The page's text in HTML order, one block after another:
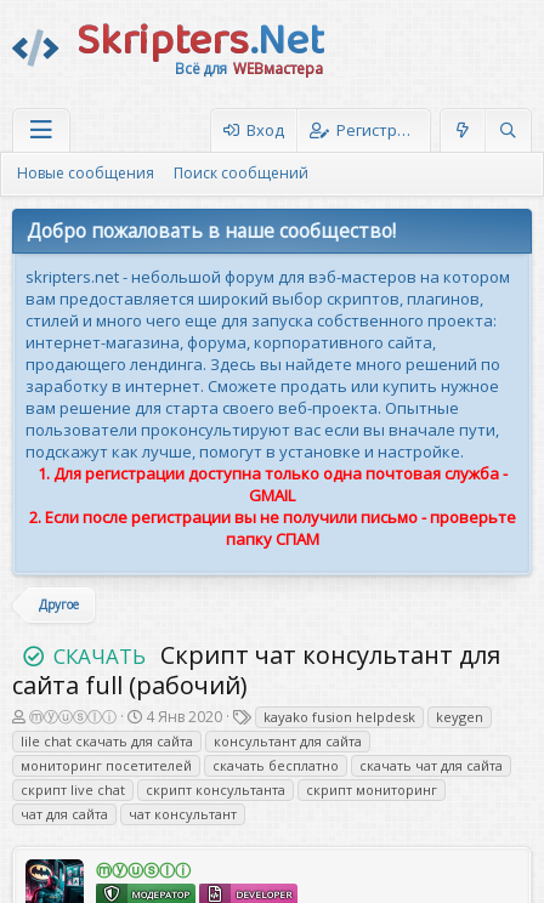
Skripters.Net
Всё для WEBмастера
Вход Регистрация
Новые сообщения Поиск сообщений
Добро пожаловать в наше сообщество!
skripters.net - небольшой форум для вэб-мастеров на котором
вам предоставляется широкий выбор скриптов, плагинов,
стилей и много чего еще для запуска собственного проекта:
интернет-магазина, форума, корпоративного сайта,
продающего лендинга. Здесь вы найдете много решений по
заработку в интернет. Сможете продать или купить нужное
вам решение для старта своего веб-проекта. Опытные
пользователи проконсультируют вас если вы вначале пути,
подскажут как лучше, помогут в установке и настройке.
1. Для регистрации доступна только одна почтовая служба -
GMAIL
2. Если после регистрации вы не получили письмо - проверьте
папку СПАМ
Другое
СКАЧАТЬ Скрипт чат консультант для
сайта full (рабочий)
А
в
т
о
р
т
е
м
ы
ⓜⓨⓤⓢⓛⓘ
Д
а
т
а
н
а
ч
а
л
а
4 Янв 2020
Т
е
г
и
kayako fusion helpdesk
keygen
lile chat скачать для сайта
консультант для сайта
мониторинг посетителей
скачать бесплатно
скачать чат для сайта
скрипт live chat
скрипт консультанта
скрипт мониторинг
чат для сайта
чат консультант
ⓜⓨⓤⓢⓛⓘ
МОДЕРАТОР DEVELOPER